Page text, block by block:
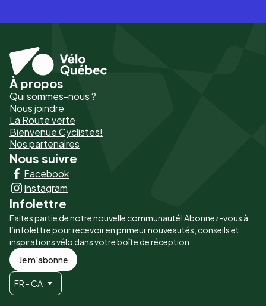
Pied
de
page
-
Liens
principaux
À propos
Qui sommes-nous ?
Nous joindre
La Route verte
Bienvenue Cyclistes!
Nos partenaires
Nous suivre
Facebook
Instagram
Infolettre
Faites partie de notre nouvelle communauté! Abonnez-vous à
l’infolettre pour recevoir en primeur nouveautés, conseils et
inspirations vélo dans votre boîte de réception.
Je m'abonne
FR - CA